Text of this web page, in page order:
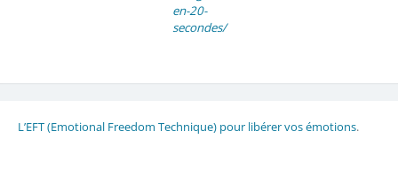
en-20-
secondes/
L’EFT (Emotional Freedom Technique) pour libérer vos émotions.